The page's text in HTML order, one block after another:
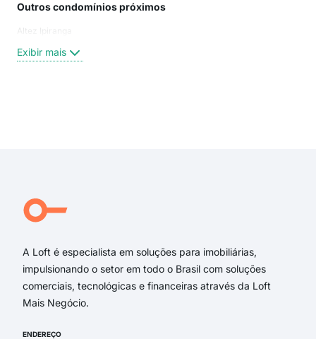
Outros condomínios próximos
Altez Ipiranga
Exibir mais
A Loft é especialista em soluções para imobiliárias,
impulsionando o setor em todo o Brasil com soluções
comerciais, tecnológicas e financeiras através da Loft
Mais Negócio.
ENDEREÇO